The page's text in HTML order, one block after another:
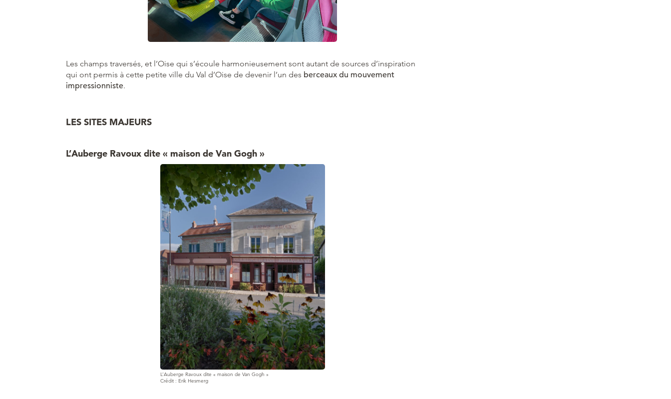
Les champs traversés, et l’Oise qui s’écoule harmonieusement sont autant de sources d’inspiration
qui ont permis à cette petite ville du Val d’Oise de devenir l’un des berceaux du mouvement
impressionniste.
LES SITES MAJEURS
L’Auberge Ravoux dite « maison de Van Gogh »
L’Auberge Ravoux dite « maison de Van Gogh »
Crédit : Erik Hesmerg